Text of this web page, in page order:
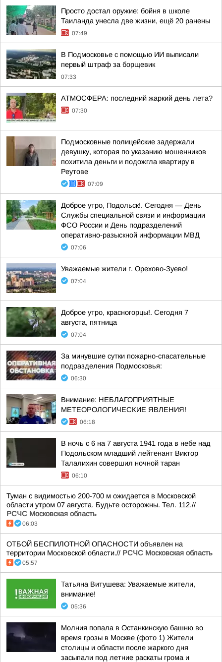
Просто достал оружие: бойня в школе
Таиланда унесла две жизни, ещё 20 ранены
07:49
В Подмосковье с помощью ИИ выписали
первый штраф за борщевик
07:33
АТМОСФЕРА: последний жаркий день лета?
07:30
Подмосковные полицейские задержали
девушку, которая по указанию мошенников
похитила деньги и подожгла квартиру в
Реутове
07:09
Доброе утро, Подольск!. Сегодня — День
Службы специальной связи и информации
ФСО России и День подразделений
оперативно-разыскной информации МВД
07:06
Уважаемые жители г. Орехово-Зуево!
07:04
Доброе утро, красногорцы!. Сегодня 7
августа, пятница
07:04
За минувшие сутки пожарно-спасательные
подразделения Подмосковья:
06:30
Внимание: НЕБЛАГОПРИЯТНЫЕ
МЕТЕОРОЛОГИЧЕСКИЕ ЯВЛЕНИЯ!
06:18
В ночь с 6 на 7 августа 1941 года в небе над
Подольском младший лейтенант Виктор
Талалихин совершил ночной таран
06:10
Туман с видимостью 200-700 м ожидается в Московской
области утром 07 августа. Будьте осторожны. Тел. 112.//
РСЧС Московская область
06:03
ОТБОЙ БЕСПИЛОТНОЙ ОПАСНОСТИ объявлен на
территории Московской области.// РСЧС Московская область
05:57
Татьяна Витушева: Уважаемые жители,
внимание!
05:36
Молния попала в Останкинскую башню во
время грозы в Москве (фото 1) Жители
столицы и области после жаркого дня
засыпали под летние раскаты грома и